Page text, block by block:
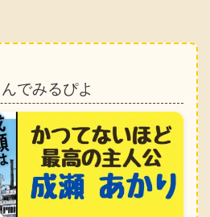
でみるぴよ